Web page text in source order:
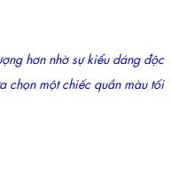
hơn nhờ sự kiểu dáng độc
chọn một chiếc quần màu tối